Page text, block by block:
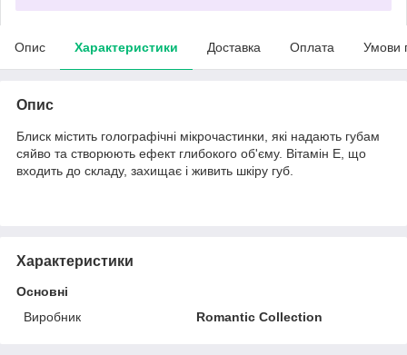
Опис Характеристики Доставка Оплата Умови
Опис
Блиск містить голографічні мікрочастинки, які надають губам
сяйво та створюють ефект глибокого об'єму. Вітамін Е, що
входить до складу, захищає і живить шкіру губ.
Характеристики
Основні
Виробник
Romantic Collection